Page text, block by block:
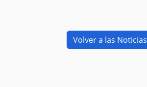
Volver a las Noticias